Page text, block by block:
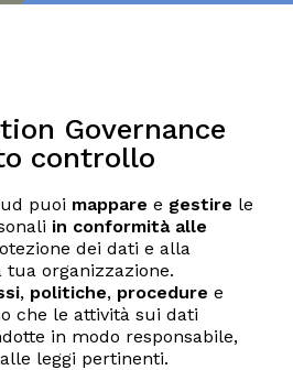
Governance
controllo
puoi mappare e gestire le
in conformità alle
dei dati e alla
organizzazione.
, politiche, procedure e
che le attività sui dati
in modo responsabile,
leggi pertinenti.